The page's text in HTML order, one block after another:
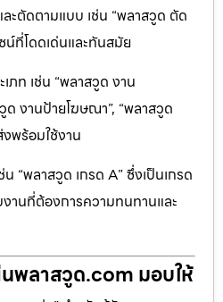
ละตัดตามแบบ เช่น “พลาสวูด ตัด
น์ที่โดดเด่นและทันสมัย
ภท เช่น “พลาสวูด งาน
ด งานป้ายโฆษณา”, “พลาสวูด
พร้อมใช้งาน
น “พลาสวูด เกรด A” ซึ่งเป็นเกรด
านที่ต้องการความทนทานและ
พลาสวูด.com มอบให้